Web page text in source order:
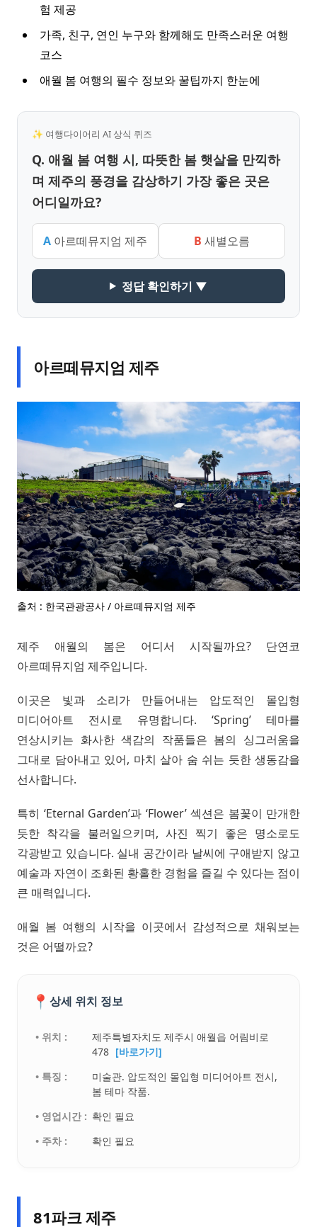
험 제공
가족, 친구, 연인 누구와 함께해도 만족스러운 여행
코스
애월 봄 여행의 필수 정보와 꿀팁까지 한눈에
✨ 여행다이어리 AI 상식 퀴즈
Q. 애월 봄 여행 시, 따뜻한 봄 햇살을 만끽하
며 제주의 풍경을 감상하기 가장 좋은 곳은
어디일까요?
A 아르떼뮤지엄 제주 B 새별오름
정답 확인하기 ▼
아르떼뮤지엄 제주
출처 : 한국관광공사 / 아르떼뮤지엄 제주
제주 애월의 봄은 어디서 시작될까요? 단연코
아르떼뮤지엄 제주입니다.
이곳은 빛과 소리가 만들어내는 압도적인 몰입형
미디어아트 전시로 유명합니다. ‘Spring’ 테마를
연상시키는 화사한 색감의 작품들은 봄의 싱그러움을
그대로 담아내고 있어, 마치 살아 숨 쉬는 듯한 생동감을
선사합니다.
특히 ‘Eternal Garden’과 ‘Flower’ 섹션은 봄꽃이 만개한
듯한 착각을 불러일으키며, 사진 찍기 좋은 명소로도
각광받고 있습니다. 실내 공간이라 날씨에 구애받지 않고
예술과 자연이 조화된 황홀한 경험을 즐길 수 있다는 점이
큰 매력입니다.
애월 봄 여행의 시작을 이곳에서 감성적으로 채워보는
것은 어떨까요?
📍 상세 위치 정보
• 위치 :
제주특별자치도 제주시 애월읍 어림비로
478 [바로가기]
• 특징 :
미술관. 압도적인 몰입형 미디어아트 전시,
봄 테마 작품.
• 영업시간 : 확인 필요
• 주차 :
확인 필요
81파크 제주